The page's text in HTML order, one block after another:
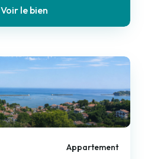
Voir le bien
Appartement